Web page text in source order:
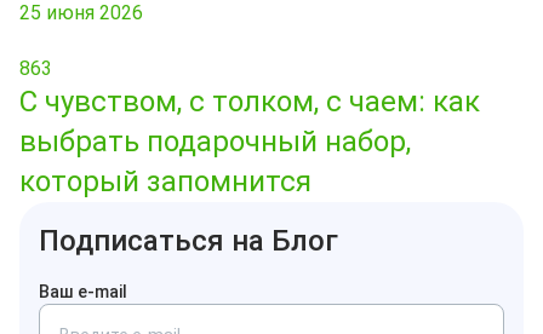
25 июня 2026
863
С чувством, с толком, с чаем: как
выбрать подарочный набор,
который запомнится
Подписаться на Блог
Ваш e-mail